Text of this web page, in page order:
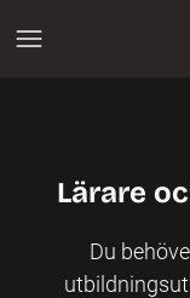
Lärare
Du